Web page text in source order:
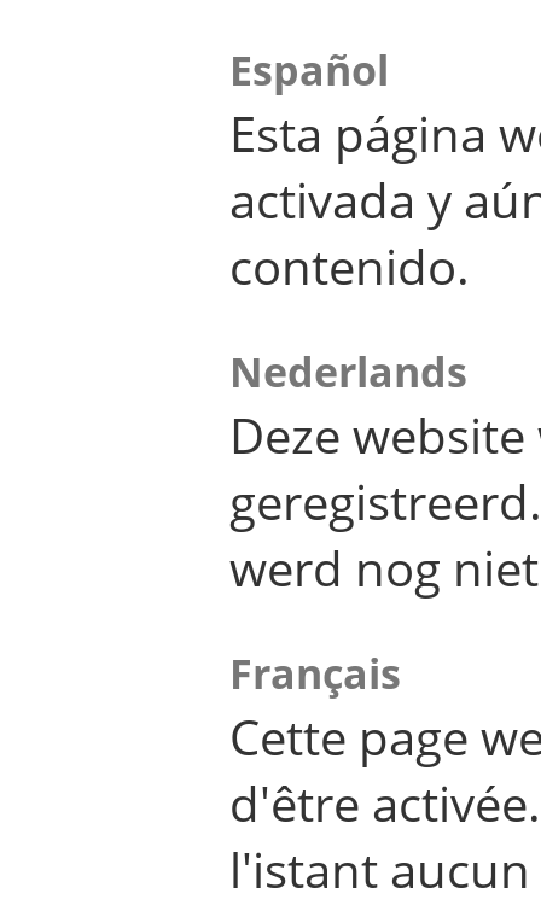
Español
Esta página
activada y
contenido.
Nederlands
Deze
werd nog
Français
Cette page
d'être
l'istant